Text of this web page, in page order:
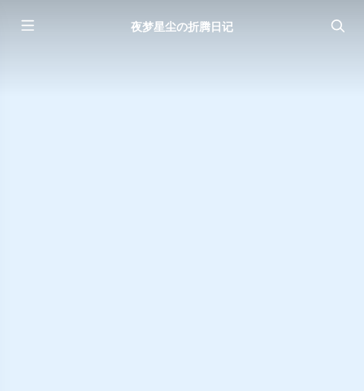
夜梦星尘の折腾日记